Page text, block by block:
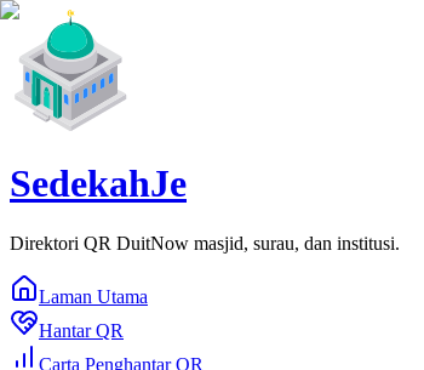
SedekahJe
Direktori QR DuitNow masjid, surau, dan institusi.
Laman Utama
Hantar QR
Carta Penghantar QR